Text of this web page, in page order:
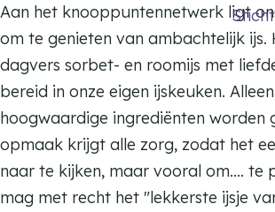
o
e
r
d
e
r
i
s
b
o
e
r
d
e
r
s
b
o
e
r
d
e
r
Aan het knooppuntennetwerk ligt
om te genieten van ambachtelijk ijs.
dagvers sorbet- en roomijs met
bereid in onze eigen ijskeuken.
hoogwaardige ingrediënten worden
opmaak krijgt alle zorg, zodat het
naar te kijken, maar vooral om.... te
mag met recht het "lekkerste ijsje